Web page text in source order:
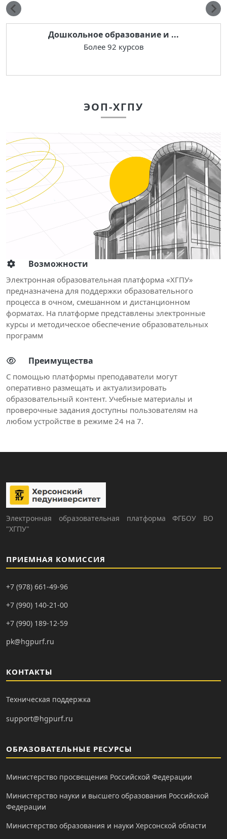
Перейти
Дошкольное образование и ...
Более 92 курсов
ЭОП-ХГПУ
Возможности
Электронная образовательная платформа «ХГПУ»
предназначена для поддержки образовательного
процесса в очном, смешанном и дистанционном
форматах. На платформе представлены электронные
курсы и методическое обеспечение образовательных
программ
Преимущества
С помощью платформы преподаватели могут
оперативно размещать и актуализировать
образовательный контент. Учебные материалы и
проверочные задания доступны пользователям на
любом устройстве в режиме 24 на 7.
Электронная образовательная платформа ФГБОУ ВО
"ХГПУ"
ПРИЕМНАЯ КОМИССИЯ
+7 (978) 661-49-96
+7 (990) 140-21-00
+7 (990) 189-12-59
pk@hgpurf.ru
КОНТАКТЫ
Техническая поддержка
support@hgpurf.ru
ОБРАЗОВАТЕЛЬНЫЕ РЕСУРСЫ
Министерство просвещения Российской Федерации
Министерство науки и высшего образования Российской
Федерации
Министерство образования и науки Херсонской области